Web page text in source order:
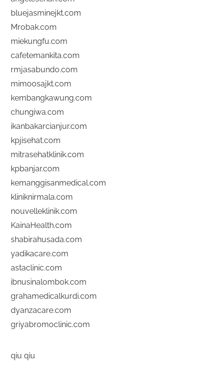
bluejasminejkt.com
Mrobak.com
miekungfu.com
cafetemankita.com
rmjasabundo.com
mimoosajkt.com
kembangkawung.com
chungiwa.com
ikanbakarcianjur.com
kpjisehat.com
mitrasehatklinik.com
kpbanjar.com
kemanggisanmedical.com
kliniknirmala.com
nouvelleklinik.com
KainaHealth.com
shabirahusada.com
yadikacare.com
astaclinic.com
ibnusinalombok.com
grahamedicalkurdi.com
dyanzacare.com
griyabromoclinic.com
qiu qiu